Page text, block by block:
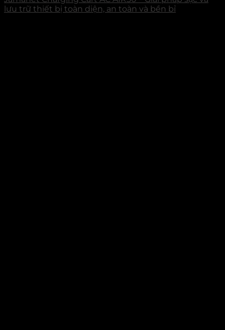
lưu trữ thiết bị toàn diện, an toàn và bền bỉ